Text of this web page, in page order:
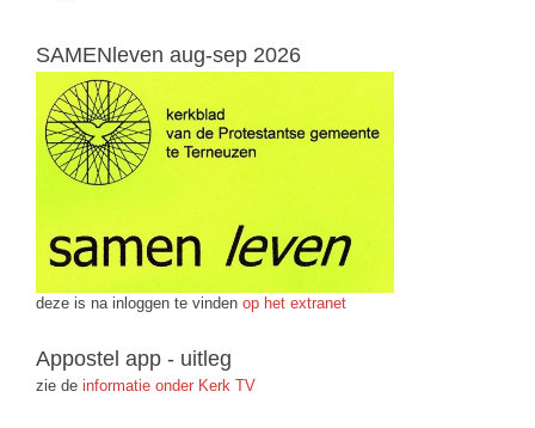
SAMENleven aug-sep 2026
deze is na inloggen te vinden op het extranet
Appostel app - uitleg
zie de informatie onder Kerk TV